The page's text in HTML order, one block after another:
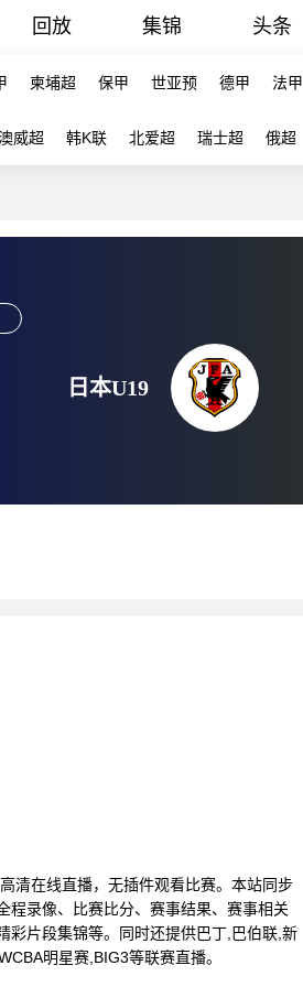
回放 集锦 头条
柬埔超 保甲 世亚预 德甲 法甲
威超 韩K联 北爱超 瑞士超 俄超
日本U19
清在线直播，无插件观看比赛。本站同步
程录像、比赛比分、赛事结果、赛事相关
彩片段集锦等。同时还提供巴丁,巴伯联,新
明星赛,BIG3等联赛直播。